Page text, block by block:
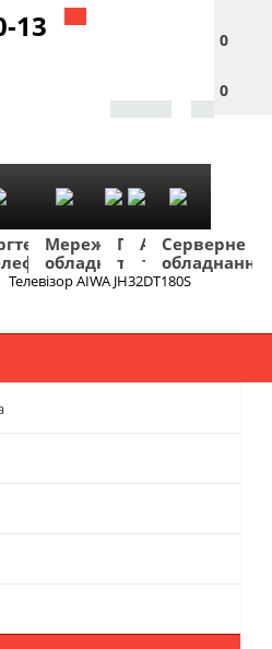
0
0
13
Мережеве
обладнання
Побутова
техніка
TV
та
Аудіо
Фото
та
відео
Авто
та
навігація
Серверне
обладнання
Телевізор AIWA JH32DT180S